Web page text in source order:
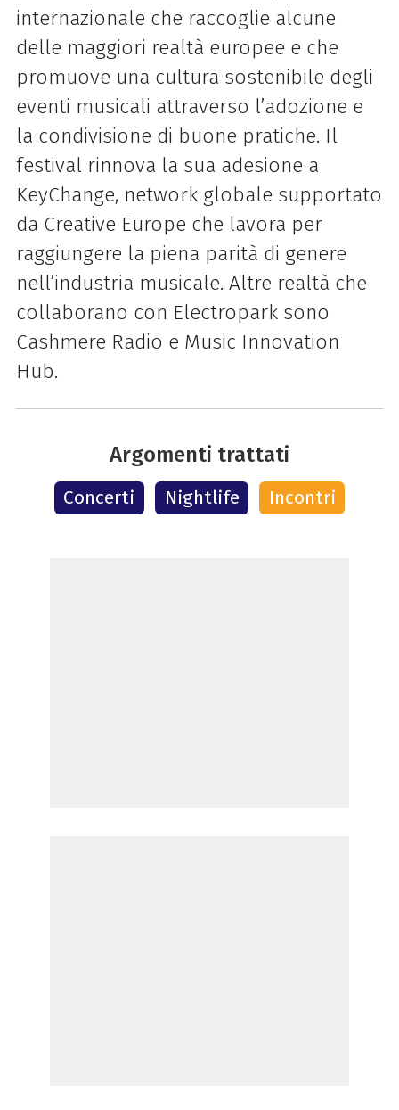
internazionale che raccoglie alcune
delle maggiori realtà europee e che
promuove una cultura sostenibile degli
eventi musicali attraverso l’adozione e
la condivisione di buone pratiche. Il
festival rinnova la sua adesione a
KeyChange, network globale supportato
da Creative Europe che lavora per
raggiungere la piena parità di genere
nell’industria musicale. Altre realtà che
collaborano con Electropark sono
Cashmere Radio e Music Innovation
Hub.
Argomenti trattati
Concerti Nightlife Incontri